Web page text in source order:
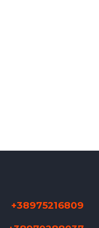
+38975216809